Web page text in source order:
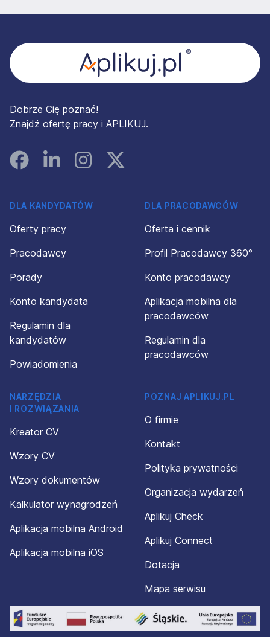
Dobrze Cię poznać!
Znajdź ofertę pracy i APLIKUJ.
FacebookLinked InInstagramInstagram
DLA KANDYDATÓW
Oferty pracy
Pracodawcy
Porady
Konto kandydata
Regulamin dla
kandydatów
Powiadomienia
DLA PRACODAWCÓW
Oferta i cennik
Profil Pracodawcy 360°
Konto pracodawcy
Aplikacja mobilna dla
pracodawców
Regulamin dla
pracodawców
NARZĘDZIA
I ROZWIĄZANIA
Kreator CV
Wzory CV
Wzory dokumentów
Kalkulator wynagrodzeń
Aplikacja mobilna Android
Aplikacja mobilna iOS
POZNAJ APLIKUJ.PL
O firmie
Kontakt
Polityka prywatności
Organizacja wydarzeń
Aplikuj Check
Aplikuj Connect
Dotacja
Mapa serwisu